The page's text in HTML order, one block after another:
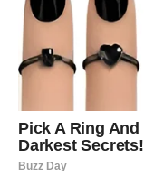
To može biti
dolazi iznenada i
mnogi Bikovi
njihovog života
Kosmičke sile u
pokreću procese